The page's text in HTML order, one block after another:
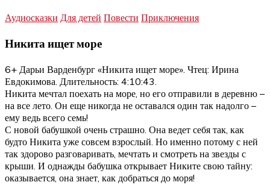
Аудиосказки Для детей Повести Приключения
Никита ищет море
6+ Дарьи Варденбург «Никита ищет море». Чтец: Ирина
Евдокимова. Длительность: 4:10:43.
Никита мечтал поехать на море, но его отправили в деревню –
на все лето. Он еще никогда не оставался один так надолго –
ему ведь всего семь!
С новой бабушкой очень страшно. Она ведет себя так, как
будто Никита уже совсем взрослый. Но именно потому с ней
так здорово разговаривать, мечтать и смотреть на звезды с
крыши. И однажды бабушка открывает Никите свою тайну:
оказывается, она знает, как добраться до моря!